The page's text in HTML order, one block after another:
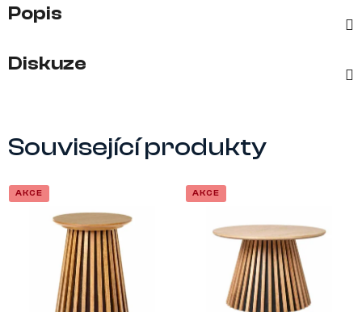
Popis
Diskuze
Související produkty
AKCE AKCE